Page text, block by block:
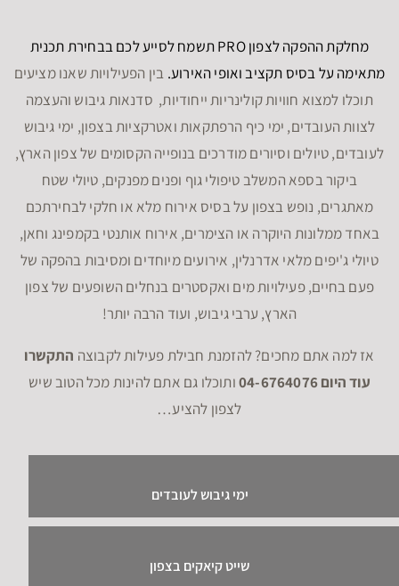
מחלקת ההפקה לצפון PRO תשמח לסייע לכם בבחירת תכנית
מתאימה על בסיס תקציב ואופי האירוע. בין הפעילויות שאנו מציעים
תוכלו למצוא חוויות קולינריות ייחודיות, סדנאות גיבוש והעצמה
לצוות העובדים, ימי כיף הרפתקאות ואטרקציות בצפון, ימי גיבוש
לעובדים, טיולים וסיורים מודרכים בנופייה הקסומים של צפון הארץ,
ביקור בספא המשלב טיפולי גוף ופנים מפנקים, טיולי שטח
מאתגרים, נופש בצפון על בסיס אירוח מלא או חלקי לבחירתכם
באחד ממלונות היוקרה או הצימרים, אירוח אותנטי בקמפינג וחאן,
טיולי ג'יפים מלאי אדרנלין, אירועים מיוחדים ומסיבות בהפקה של
פעם בחיים, פעילויות מים ואקסטרים בנחלים השופעים של צפון
הארץ, ערבי גיבוש, ועוד הרבה יותר!
אז למה אתם מחכים? להזמנת חבילת פעילות לקבוצה התקשרו
עוד היום 04-6764076
ותוכלו גם אתם להינות מכל הטוב שיש
לצפון להציע…
ימי גיבוש לעובדים
שייט קיאקים בצפון